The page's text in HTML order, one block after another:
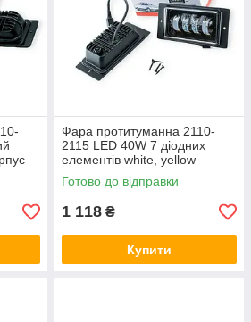
Фара протитуманна 2110-
2115 LED 40W 7 діодних
елементів white, yellow
металевий корпус (к-кт 2 шт)
BLASKAR
Готово до відправки
1 118 ₴
Купити